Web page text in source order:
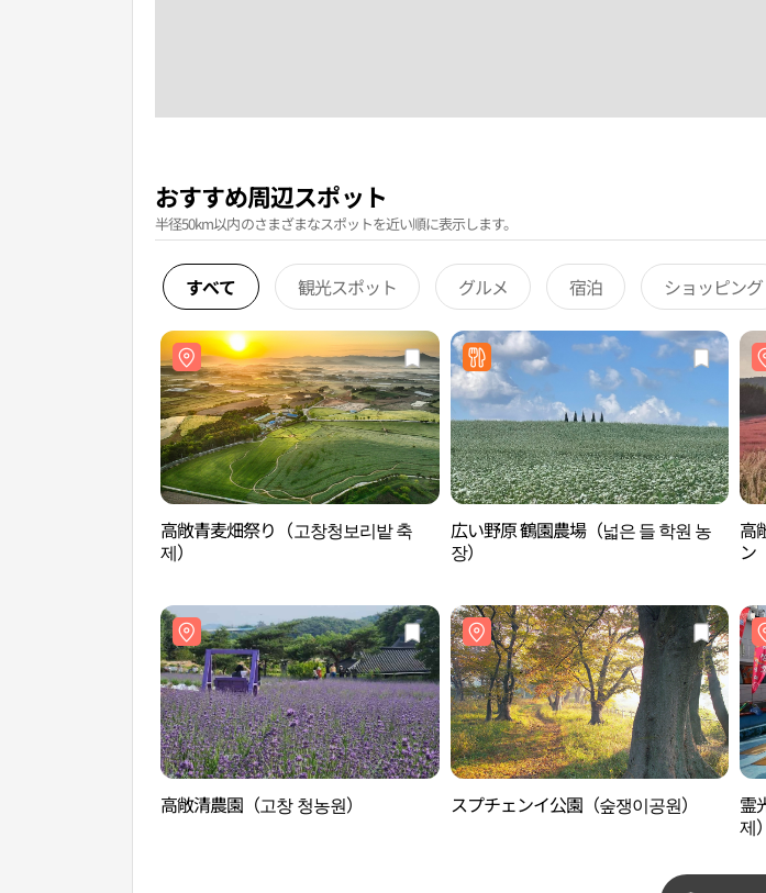
おすすめ周辺スポット
半径50km以内のさまざまなスポットを近い順に表示します。
すべて 観光スポット グルメ 宿泊 ショッピング
高敞青麦畑祭り（고창청보리밭 축
제）
広い野原 鶴園農場（넓은 들 학원 농
장）
高
ン
高敞清農園（고창 청농원） スプチェンイ公園（숲쟁이공원）
霊
제）